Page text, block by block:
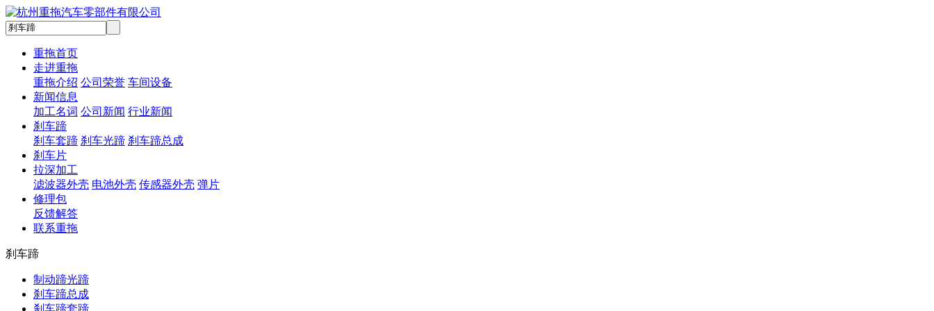
重拖首页
走进重拖
重拖介绍 公司荣誉 车间设备
新闻信息
加工名词 公司新闻 行业新闻
刹车蹄
刹车套蹄 刹车光蹄 刹车蹄总成
刹车片
拉深加工
滤波器外壳 电池外壳 传感器外壳 弹片
修理包
反馈解答
联系重拖
刹车蹄
制动蹄光蹄
刹车蹄总成
刹车蹄套蹄